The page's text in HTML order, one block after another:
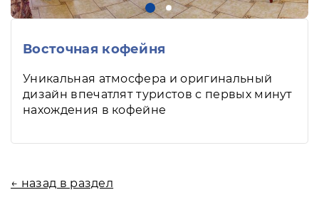
Восточная кофейня
Уникальная атмосфера и оригинальный
дизайн впечатлят туристов с первых минут
нахождения в кофейне
← назад в раздел